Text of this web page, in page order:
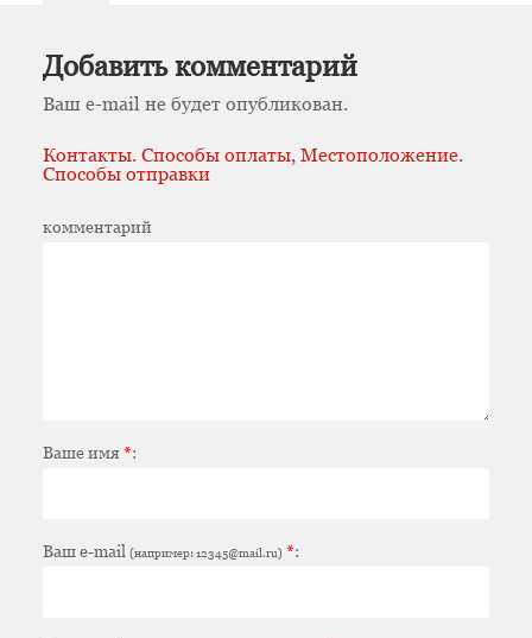
Добавить комментарий
Ваш e-mail не будет опубликован.
Контакты. Способы оплаты, Местоположение.
Способы отправки
комментарий
Ваше имя*:
Ваш e-mail (например: 12345@mail.ru) *: